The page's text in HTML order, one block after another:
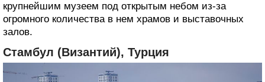
крупнейшим музеем под открытым небом из-за
огромного количества в нем храмов и выставочных
залов.
Стамбул (Византий), Турция